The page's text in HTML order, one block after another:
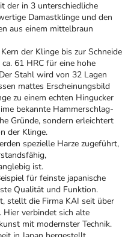
der in 3 unterschiedliche
Damastklinge und den
aus einem mittelbraun
der Klinge bis zur Schneide
61 HRC für eine hohe
Stahl wird von 32 Lagen
mattes Erscheinungsbild
zu einem echten Hingucker
bekannte Hammerschlag-
Gründe, sondern erleichtert
der Klinge.
spezielle Harze zugeführt,
ist.
für feinste japanische
Qualität und Funktion.
stellt die Firma KAI seit über
Hier verbindet sich alte
mit modernster Technik.